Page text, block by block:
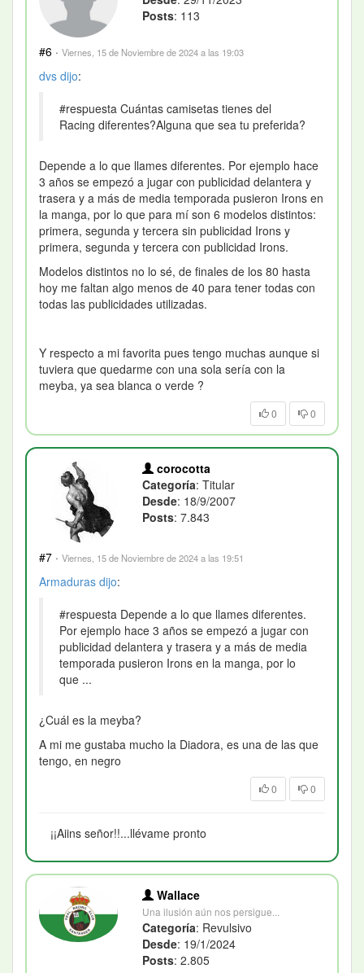
Posts: 113
#6 · Viernes, 15 de Noviembre de 2024 a las 19:03
dvs dijo:
#respuesta Cuántas camisetas tienes del
Racing diferentes?Alguna que sea tu preferida?
Depende a lo que llames diferentes. Por ejemplo hace
3 años se empezó a jugar con publicidad delantera y
trasera y a más de media temporada pusieron Irons en
la manga, por lo que para mí son 6 modelos distintos:
primera, segunda y tercera sin publicidad Irons y
primera, segunda y tercera con publicidad Irons.
Modelos distintos no lo sé, de finales de los 80 hasta
hoy me faltan algo menos de 40 para tener todas con
todas las publicidades utilizadas.
Y respecto a mi favorita pues tengo muchas aunque si
tuviera que quedarme con una sola sería con la
meyba, ya sea blanca o verde ?
0 0
corocotta
Categoría: Titular
Desde: 18/9/2007
Posts: 7.843
#7 · Viernes, 15 de Noviembre de 2024 a las 19:51
Armaduras dijo:
#respuesta Depende a lo que llames diferentes.
Por ejemplo hace 3 años se empezó a jugar con
publicidad delantera y trasera y a más de media
temporada pusieron Irons en la manga, por lo
que ...
¿Cuál es la meyba?
A mi me gustaba mucho la Diadora, es una de las que
tengo, en negro
0 0
¡¡Aiins señor!!...llévame pronto
Wallace
Una ilusión aún nos persigue...
Categoría: Revulsivo
Desde: 19/1/2024
Posts: 2.805